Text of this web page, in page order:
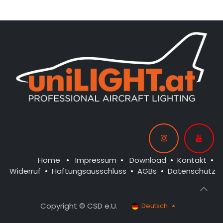
Home • Impressum • Download • Kontakt •
Widerruf • Haftungsausschluss • AGBs • Datenschutz
Copyright © CSD e.U. Deutsch